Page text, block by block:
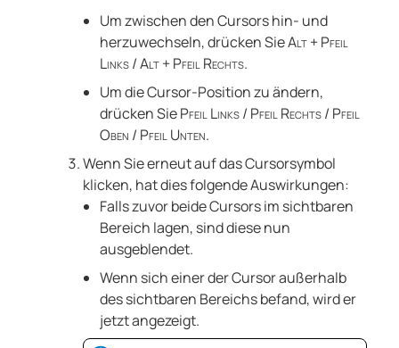
Um zwischen den Cursors hin- und
herzuwechseln, drücken SieAlt + Pfeil
Links / Alt + Pfeil Rechts.
Um die Cursor-Position zu ändern,
drücken SiePfeil Links / Pfeil Rechts / Pfeil
Oben / Pfeil Unten.
Wenn Sie erneut auf das Cursorsymbol
klicken, hat dies folgende Auswirkungen:
Falls zuvor beide Cursors im sichtbaren
Bereich lagen, sind diese nun
ausgeblendet.
Wenn sich einer der Cursor außerhalb
des sichtbaren Bereichs befand, wird er
jetzt angezeigt.